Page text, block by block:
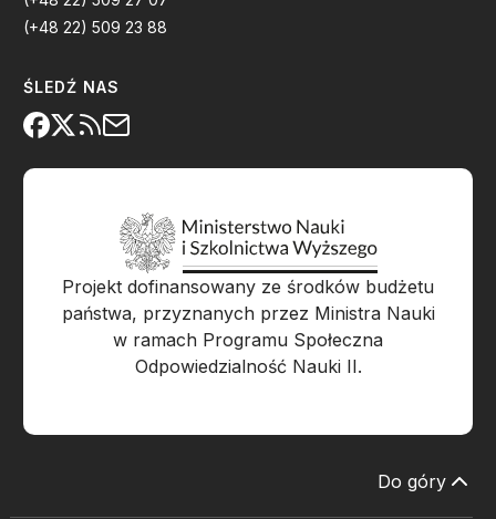
(+48 22) 509 23 88
ŚLEDŹ NAS
Projekt dofinansowany ze środków budżetu
państwa, przyznanych przez Ministra Nauki
w ramach Programu Społeczna
Odpowiedzialność Nauki II.
Do góry